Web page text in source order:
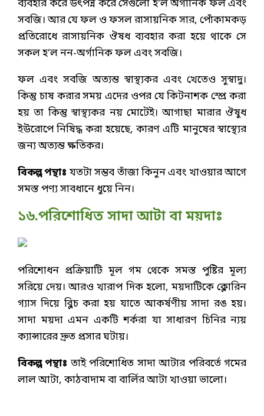
ব্যবহার করে উৎপন্ন করে সেগুলো হ’ল অর্গানিক ফল এবং
সবজি। আর যে ফল ও ফসল রাসায়নিক সার, পোঁকামকড়
প্রতিরোধে রাসায়নিক ঔষধ ব্যবহার করা হয়ে থাকে সে
সকল হ’ল নন-অর্গানিক ফল এবং সবজি।
ফল এবং সবজি অত্যন্ত স্বাস্থ্যকর এবং খেতেও সুস্বাদু।
কিন্তু চাষ করার সময় এদের ওপর যে কিটনাশক স্প্রে করা
হয় তা কিন্তু স্বাস্থ্যকর নয় মোটেই। আগাছা মারার ঔষুধ
ইউরোপে নিষিদ্ধ করা হয়েছে, কারণ এটি মানুষের স্বাস্থ্যের
জন্য অত্যন্ত ক্ষতিকর।
বিকল্প পন্থাঃ যতটা সম্ভব তাঁজা কিনুন এবং খাওয়ার আগে
সমস্ত পণ্য সাবধানে ধুয়ে নিন।
১৬.পরিশোধিত সাদা আটা বা ময়দাঃ
পরিশোধন প্রক্রিয়াটি মূল গম থেকে সমস্ত পুষ্টির মূল্য
সরিয়ে দেয়। আরও খারাপ দিক হলো, ময়দাটিকে ক্লোরিন
গ্যাস দিয়ে ব্লিচ করা হয় যাতে আকর্ষণীয় সাদা রঙ হয়।
সাদা ময়দা এমন একটি শর্করা যা সাধারণ চিনির ন্যয়
ক্যান্সারের দ্রুত প্রসার ঘটায়।
বিকল্প পন্থাঃ তাই পরিশোধিত সাদা আটার পরিবর্তে গমের
লাল আটা, কাঠবাদাম বা বার্লির আটা খাওয়া ভালো।